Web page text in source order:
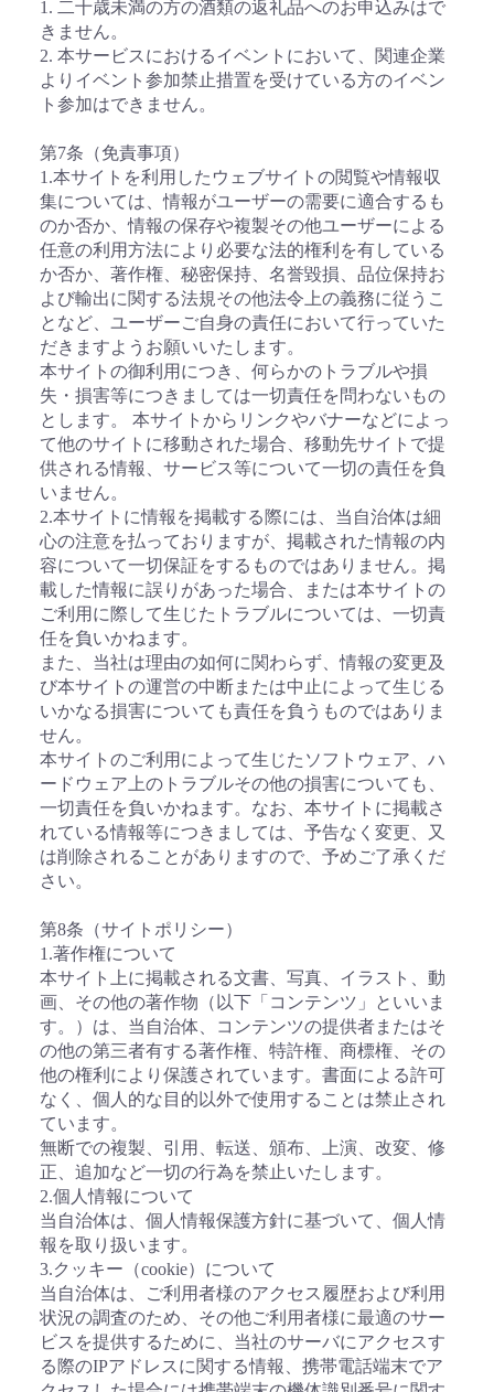
1. 二十歳未満の方の酒類の返礼品へのお申込みはで
きません。
2. 本サービスにおけるイベントにおいて、関連企業
よりイベント参加禁止措置を受けている方のイベン
ト参加はできません。
第7条（免責事項）
1.本サイトを利用したウェブサイトの閲覧や情報収
集については、情報がユーザーの需要に適合するも
のか否か、情報の保存や複製その他ユーザーによる
任意の利用方法により必要な法的権利を有している
か否か、著作権、秘密保持、名誉毀損、品位保持お
よび輸出に関する法規その他法令上の義務に従うこ
となど、ユーザーご自身の責任において行っていた
だきますようお願いいたします。
本サイトの御利用につき、何らかのトラブルや損
失・損害等につきましては一切責任を問わないもの
とします。 本サイトからリンクやバナーなどによっ
て他のサイトに移動された場合、移動先サイトで提
供される情報、サービス等について一切の責任を負
いません。
2.本サイトに情報を掲載する際には、当自治体は細
心の注意を払っておりますが、掲載された情報の内
容について一切保証をするものではありません。掲
載した情報に誤りがあった場合、または本サイトの
ご利用に際して生じたトラブルについては、一切責
任を負いかねます。
また、当社は理由の如何に関わらず、情報の変更及
び本サイトの運営の中断または中止によって生じる
いかなる損害についても責任を負うものではありま
せん。
本サイトのご利用によって生じたソフトウェア、ハ
ードウェア上のトラブルその他の損害についても、
一切責任を負いかねます。なお、本サイトに掲載さ
れている情報等につきましては、予告なく変更、又
は削除されることがありますので、予めご了承くだ
さい。
第8条（サイトポリシー）
1.著作権について
本サイト上に掲載される文書、写真、イラスト、動
画、その他の著作物（以下「コンテンツ」といいま
す。）は、当自治体、コンテンツの提供者またはそ
の他の第三者有する著作権、特許権、商標権、その
他の権利により保護されています。書面による許可
なく、個人的な目的以外で使用することは禁止され
ています。
無断での複製、引用、転送、頒布、上演、改変、修
正、追加など一切の行為を禁止いたします。
2.個人情報について
当自治体は、個人情報保護方針に基づいて、個人情
報を取り扱います。
3.クッキー（cookie）について
当自治体は、ご利用者様のアクセス履歴および利用
状況の調査のため、その他ご利用者様に最適のサー
ビスを提供するために、当社のサーバにアクセスす
る際のIPアドレスに関する情報、携帯電話端末でア